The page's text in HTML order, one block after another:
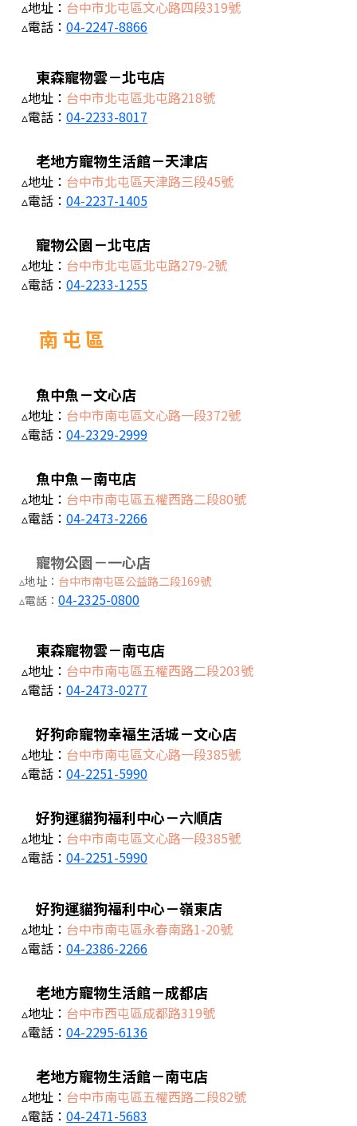
▵地址： 台中市北屯區文心路四段319號
▵電話： 04-2247-8866
東森寵物雲－北屯店
▵地址： 台中市北屯區北屯路218號
▵電話： 04-2233-8017
老地方寵物生活館－天津店
▵地址： 台中市北屯區天津路三段45號
▵電話： 04-2237-1405
寵物公園－北屯店
▵地址： 台中市北屯區北屯路279-2號
▵電話： 04-2233-1255
南 屯 區
魚中魚－文心店
▵地址： 台中市南屯區文心路一段372號
▵電話： 04-2329-2999
魚中魚－南屯店
▵地址： 台中市南屯區五權西路二段80號
▵電話： 04-2473-2266
寵物公園－一心店
▵地址： 台中市南屯區公益路二段169號
▵電話： 04-2325-0800
東森寵物雲－南屯店
▵地址： 台中市南屯區五權西路二段203號
▵電話： 04-2473-0277
好狗命寵物幸福生活城－文心店
▵地址： 台中市南屯區文心路一段385號
▵電話： 04-2251-5990
好狗運貓狗福利中心－六順店
▵地址： 台中市南屯區文心路一段385號
▵電話： 04-2251-5990
好狗運貓狗福利中心－嶺東店
▵地址： 台中市南屯區永春南路1-20號
▵電話： 04-2386-2266
老地方寵物生活館－成都店
▵地址： 台中市西屯區成都路319號
▵電話： 04-2295-6136
老地方寵物生活館－南屯店
▵地址： 台中市南屯區五權西路二段82號
▵電話： 04-2471-5683